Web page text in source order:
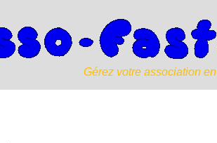
Gérez votre association